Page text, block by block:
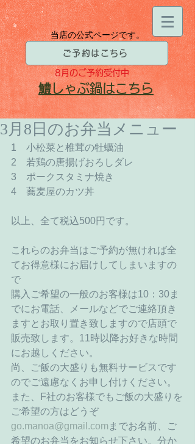
当店の公式ページです。
ご予約はこちら
8月のご予約受付中
​鱧しゃぶ鍋はこちら
3月8日のお弁当メニュー
1　小松菜と椎茸の牡蠣油
2　若鶏の唐揚げおろしダレ
3　ポークスタミナ焼き
4　蕎麦屋のカツ丼
以上、全て税込500円です。
これらのお弁当はご予約が無ければ全
てお得意様にお届けしてしまいますの
で
購入ご希望の一般のお客様は10：30ま
でにお電話、メールなどでご連絡頂き
ますとお取り置き致しますので店頭で
販売致します。11時以降お好きな時間
にお越しください。
尚、ご飯の大盛りも無料サービスです
のでご遠慮なくお申し付けください。
また、F社のお客様でもご飯の大盛りを
ご希望の方はどうぞ
go.manoa@gmail.com までお名前、ご
希望のお弁当をお知らせ下さい。分か